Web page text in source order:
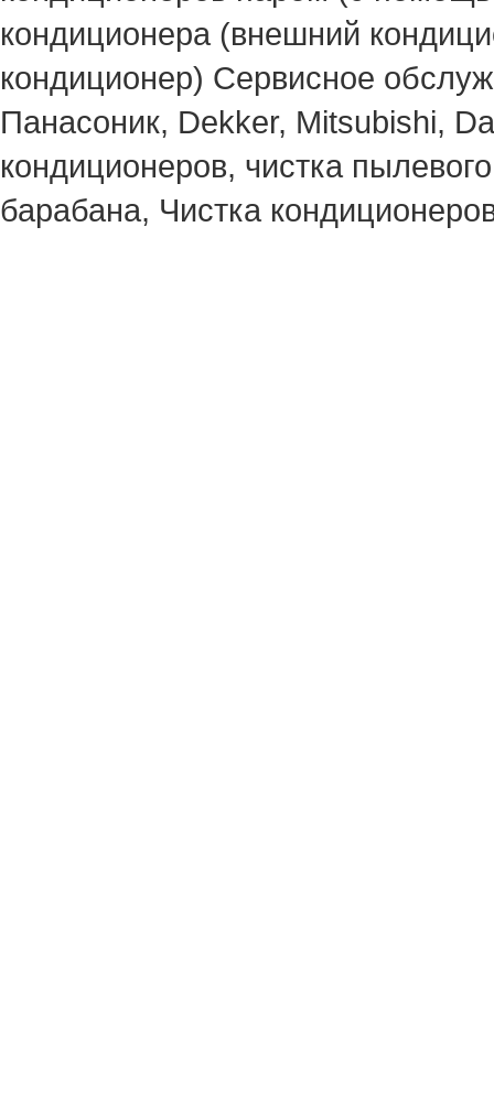
кондиционера (внешний
кондиционер) Сервисное
Панасоник, Dekker, Mitsubishi,
кондиционеров, чистка
барабана, Чистка